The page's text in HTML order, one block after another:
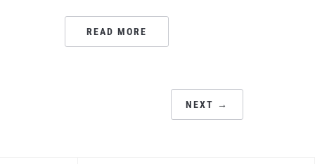
READ MORE
NEXT →